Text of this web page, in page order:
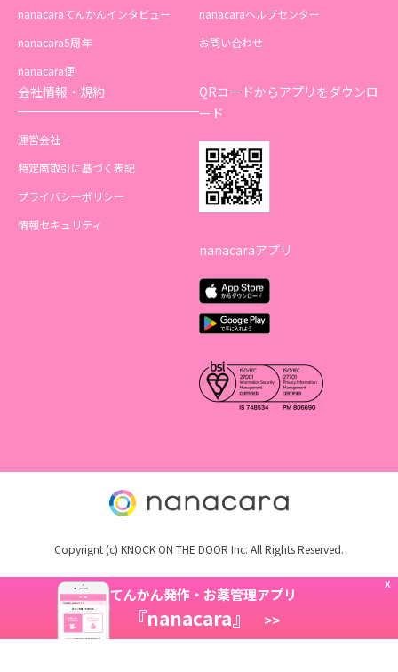
nanacaraてんかんインタビュー
nanacara5周年
nanacara便
nanacaraヘルプセンター
お問い合わせ
会社情報・規約
運営会社
特定商取引に基づく表記
プライバシーポリシー
情報セキュリティ
QRコードからアプリをダウンロ
ード
nanacaraアプリ
Copyrignt (c) KNOCK ON THE DOOR Inc. All Rights Reserved.
X
てんかん発作・お薬管理アプリ
『nanacara』 >>